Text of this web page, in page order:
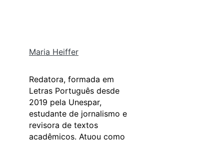
Maria Heiffer
Redatora, formada em
Letras Português desde
2019 pela Unespar,
estudante de jornalismo e
revisora de textos
acadêmicos. Atuou como